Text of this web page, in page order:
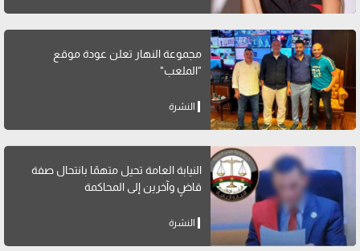
مجموعة النهار تعلن عودة موقع
"الملعب"
النشرة
النيابة العامة تحيل متهمًا بانتحال صفة
قاضٍ وآخرين إلى المحاكمة
النشرة